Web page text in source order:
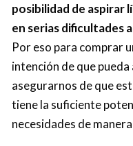
posibilidad de aspirar
en serias dificultades
Por eso para comprar
intención de que
asegurarnos de que
tiene la suficiente
necesidades de